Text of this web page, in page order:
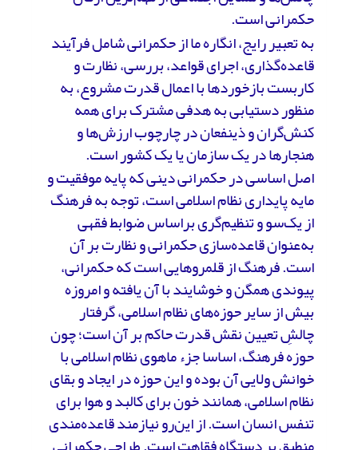
حکمرانی است.
به تعبیر رایج، انگاره ما از حکمرانی شامل فرآیند
قاعده‌گذاری، اجرای قواعد، بررسی، نظارت و
کاربست بازخوردها با اعمال قدرت مشروع، به
منظور دستیابی به هدفی مشترک برای همه
کنش‌گران و ذینفعان در چارچوب ارزش‌ها و
هنجارها در یک سازمان یا یک کشور است.
اصل اساسی در حکمرانی دینی که پایه موفقیت و
مایه پایداری نظام اسلامی است، توجه به فرهنگ
از یک‌سو و تنظیم‌گری براساس ضوابط فقهی
به‌عنوان قاعده‌سازی حکمرانی و نظارت بر آن
است. فرهنگ از قلمروهایی است که حکمرانی،
پیوندی همگن و خوشایند با آن یافته و امروزه
بیش از سایر حوزه‌های نظام اسلامی، گرفتار
چالشِ تعیین نقش قدرت حاکم بر آن است؛ چون
حوزه فرهنگ، اساسا جزء ماهوی نظام اسلامی با
خوانش ولایی آن بوده و این حوزه در ایجاد و بقای
نظام اسلامی، همانند خون برای کالبد و هوا برای
تنفس انسان است. از این‌رو نیازمند قاعده‌مندی